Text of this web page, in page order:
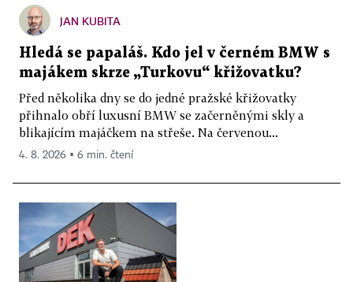
JAN KUBITA
Hledá se papaláš. Kdo jel v černém BMW s
majákem skrze „Turkovu“ křižovatku?
Před několika dny se do jedné pražské křižovatky
přihnalo obří luxusní BMW se začerněnými skly a
blikajícím majáčkem na střeše. Na červenou...
4. 8. 2026 ▪ 6 min. čtení